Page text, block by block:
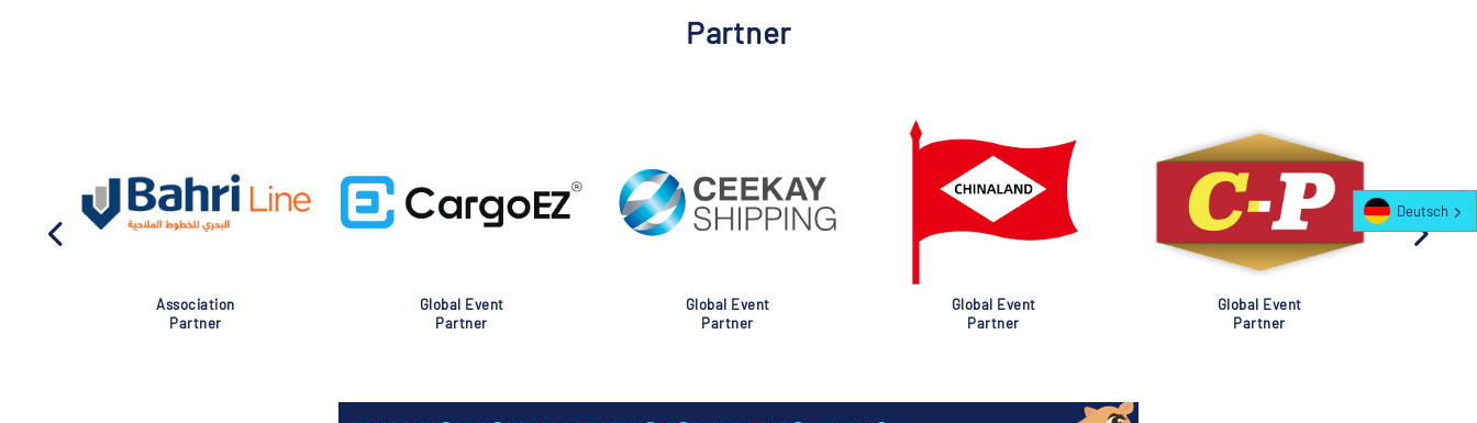
Partner
Association
Partner
Global Event
Partner
Global Event
Partner
Global Event
Partner
Global Event
Partner
Deutsch